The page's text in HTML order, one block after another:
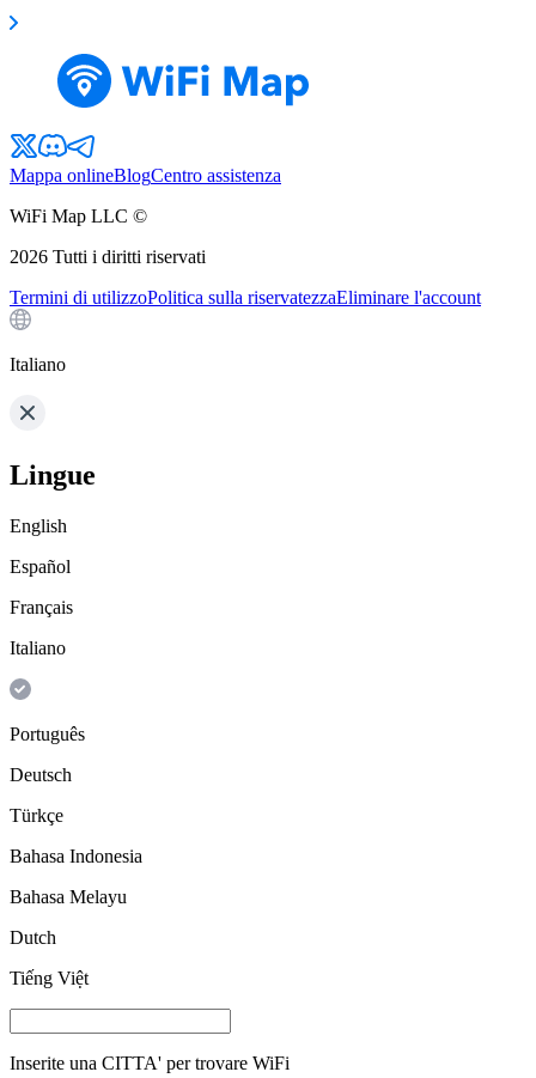
Mappa onlineBlogCentro assistenza
WiFi Map LLC ©
2026 Tutti i diritti riservati
Termini di utilizzoPolitica sulla riservatezzaEliminare l'account
Italiano
Lingue
English
Español
Français
Italiano
Português
Deutsch
Türkçe
Bahasa Indonesia
Bahasa Melayu
Dutch
Tiếng Việt
Inserite una CITTA' per trovare WiFi